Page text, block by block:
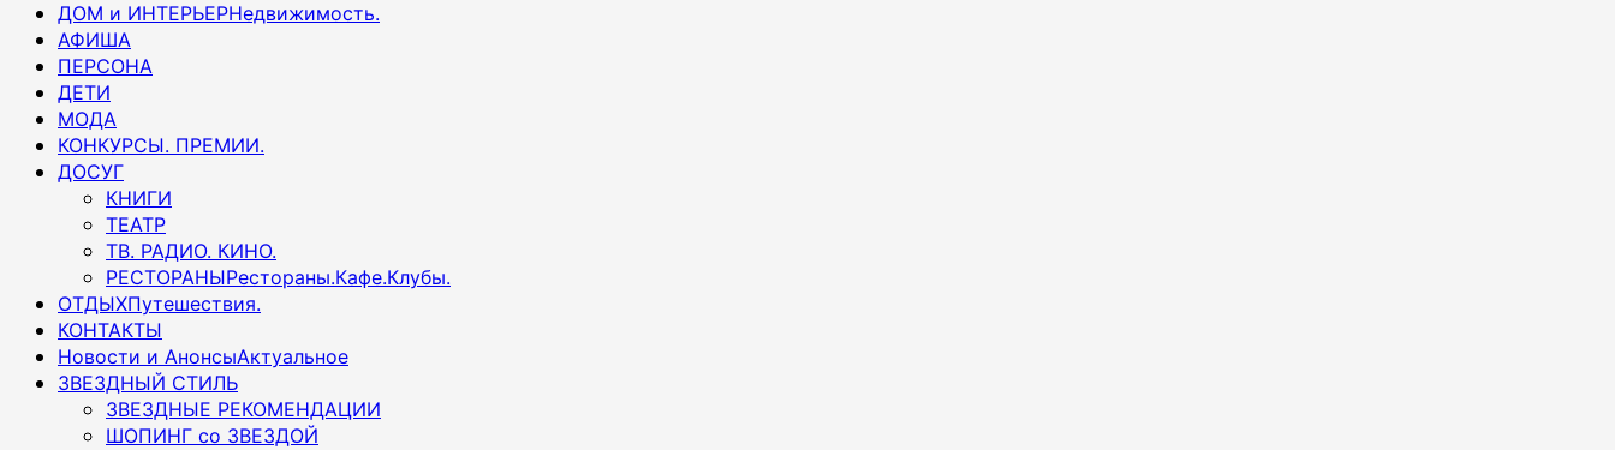
ДОМ и ИНТЕРЬЕРНедвижимость.
АФИША
ПЕРСОНА
ДЕТИ
МОДА
КОНКУРСЫ. ПРЕМИИ.
ДОСУГ
КНИГИ
ТЕАТР
ТВ. РАДИО. КИНО.
РЕСТОРАНЫРестораны.Кафе.Клубы.
ОТДЫХПутешествия.
КОНТАКТЫ
Новости и АнонсыАктуальное
ЗВЕЗДНЫЙ СТИЛЬ
ЗВЕЗДНЫЕ РЕКОМЕНДАЦИИ
ШОПИНГ со ЗВЕЗДОЙ